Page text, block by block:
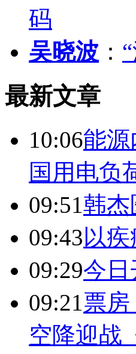
码
吴晓波 ：
最新文章
10:06能源
国用电负
09:51韩杰
09:43以
09:29今日
09:21票
空降迎战